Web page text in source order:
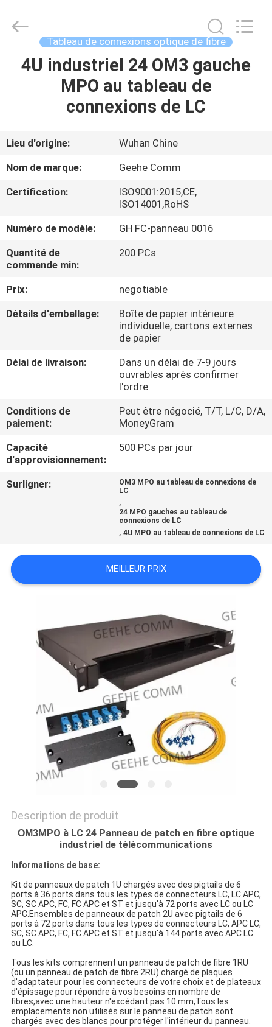
MAISON
PRODUITS
AU
SUJET
DE
VISITE
D'USINE
DE
NOUS
NOUVELLES
CAS
SITE
Wuhan
Geehe
Communication Tableau de connexions optique de fibre
4U industriel 24 OM3 gauche
MPO au tableau de
connexions de LC
Lieu d'origine:
Wuhan Chine
Nom de marque:
Geehe Comm
Certification:
ISO9001:2015,CE,
ISO14001,RoHS
Numéro de modèle:
GH FC-panneau 0016
Quantité de
commande min:
200 PCs
Prix:
negotiable
Détails d'emballage:
Boîte de papier intérieure
individuelle, cartons externes
de papier
Délai de livraison:
Dans un délai de 7-9 jours
ouvrables après confirmer
l'ordre
Conditions de
paiement:
Peut être négocié, T/T, L/C, D/A,
MoneyGram
Capacité
d'approvisionnement:
500 PCs par jour
Surligner:
OM3 MPO au tableau de connexions de
LC
,
24 MPO gauches au tableau de
connexions de LC
,4U MPO au tableau de connexions de LC
MEILLEUR PRIX
Description de produit
OM3MPO à LC 24 Panneau de patch en fibre optique
industriel de télécommunications
Informations de base:
Kit de panneaux de patch 1U chargés avec des pigtails de 6
ports à 36 ports dans tous les types de connecteurs LC, LC APC,
SC, SC APC, FC, FC APC et ST et jusqu'à 72 ports avec LC ou LC
APC.Ensembles de panneaux de patch 2U avec pigtails de 6
ports à 72 ports dans tous les types de connecteurs LC, APC LC,
SC, SC APC, FC, FC APC et ST et jusqu'à 144 ports avec APC LC
ou LC.
Tous les kits comprennent un panneau de patch de fibre 1RU
(ou un panneau de patch de fibre 2RU) chargé de plaques
d'adaptateur pour les connecteurs de votre choix et de plateaux
d'épissage pour répondre à vos besoins en nombre de
fibres,avec une hauteur n'excédant pas 10 mm,Tous les
emplacements non utilisés sur le panneau de patch sont
chargés avec des blancs pour protéger l'intérieur du panneau.